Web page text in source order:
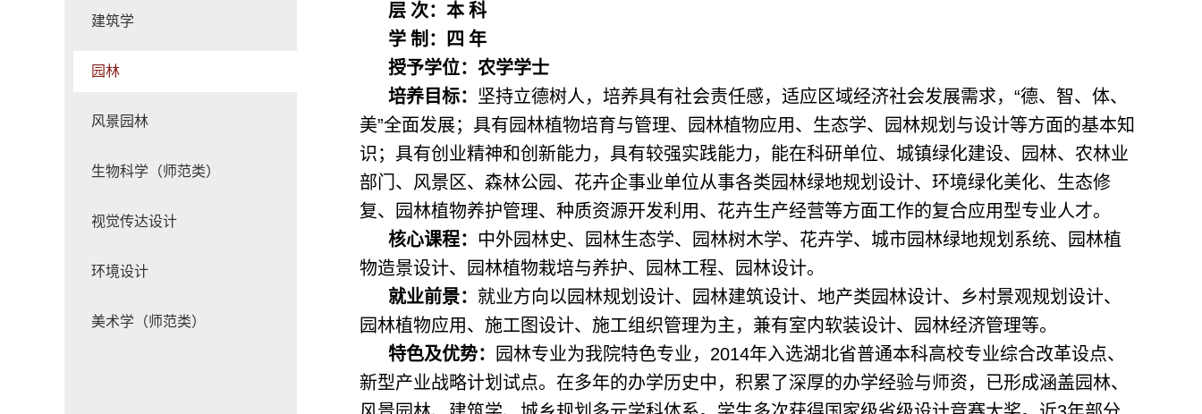
建筑学
园林
风景园林
生物科学（师范类）
视觉传达设计
环境设计
美术学（师范类）
层 次：本 科
学 制：四 年
授予学位：农学学士
培养目标： 坚持立德树人，培养具有社会责任感，适应区域经济社会发展需求，“德、智、体、
美”全面发展；具有园林植物培育与管理、园林植物应用、生态学、园林规划与设计等方面的基本知
识；具有创业精神和创新能力，具有较强实践能力，能在科研单位、城镇绿化建设、园林、农林业
部门、风景区、森林公园、花卉企事业单位从事各类园林绿地规划设计、环境绿化美化、生态修
复、园林植物养护管理、种质资源开发利用、花卉生产经营等方面工作的复合应用型专业人才。
核心课程： 中外园林史、园林生态学、园林树木学、花卉学、城市园林绿地规划系统、园林植
物造景设计、园林植物栽培与养护、园林工程、园林设计。
就业前景： 就业方向以园林规划设计、园林建筑设计、地产类园林设计、乡村景观规划设计、
园林植物应用、施工图设计、施工组织管理为主，兼有室内软装设计、园林经济管理等。
特色及优势：
园林专业为我院特色专业，2014年入选湖北省普通本科高校专业综合改革设点、
新型产业战略计划试点。在多年的办学历史中，积累了深厚的办学经验与师资，已形成涵盖园林、